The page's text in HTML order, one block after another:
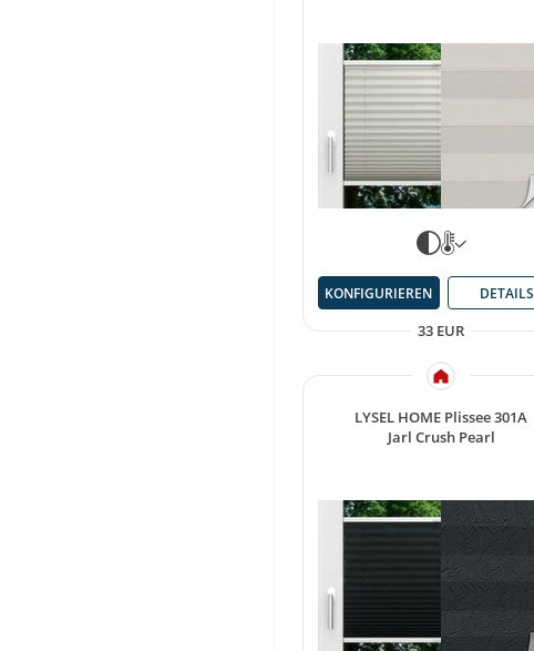
33 EUR
KONFIGURIEREN DETAILS
LYSEL HOME Plissee 301A
Jarl Crush Pearl